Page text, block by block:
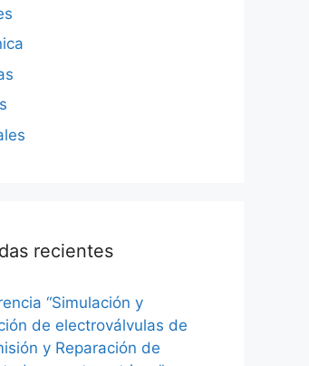
recientes
“Simulación y
de electroválvulas de
y Reparación de